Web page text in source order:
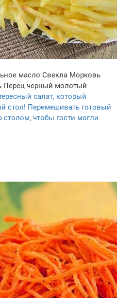
масло Свекла Морковь
Перец черный молотый
салат, который
стол! Перемешивать готовый
чтобы гости могли